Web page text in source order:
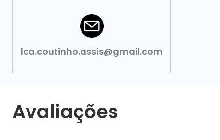
lca.coutinho.assis@gmail.com
Avaliações